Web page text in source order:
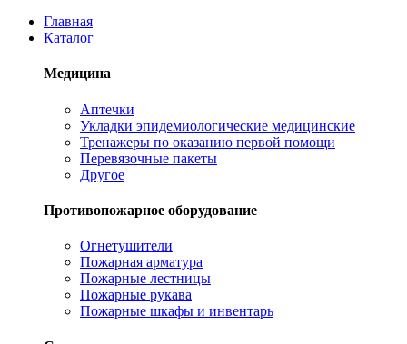
Главная
Каталог
Медицина
Аптечки
Укладки эпидемиологические медицинские
Тренажеры по оказанию первой помощи
Перевязочные пакеты
Другое
Противопожарное оборудование
Огнетушители
Пожарная арматура
Пожарные лестницы
Пожарные рукава
Пожарные шкафы и инвентарь